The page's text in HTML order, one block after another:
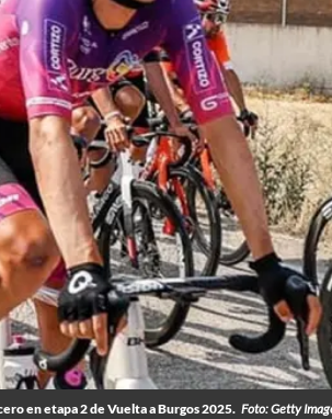
en etapa 2 de Vuelta a Burgos 2025. Foto: Getty